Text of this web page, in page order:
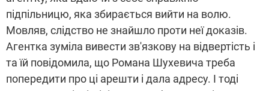
підпільницю, яка збирається вийти на волю.
Мовляв, слідство не знайшло проти неї доказів.
Агентка зуміла вивести зв'язкову на відвертість і
та їй повідомила, що Романа Шухевича треба
попередити про ці арешти і дала адресу. І тоді